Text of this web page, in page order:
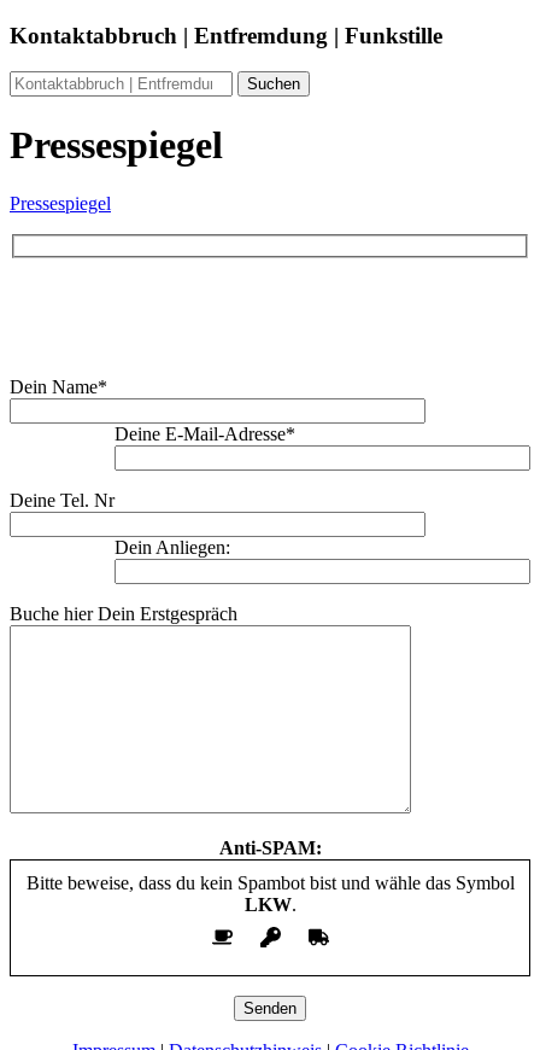
Kontaktabbruch | Entfremdung | Funkstille
Pressespiegel
Pressespiegel
Dein Name*
Deine E-Mail-Adresse*
Deine Tel. Nr
Dein Anliegen:
Buche hier Dein Erstgespräch
Anti-SPAM:
Bitte beweise, dass du kein Spambot bist und wähle das Symbol
LKW.